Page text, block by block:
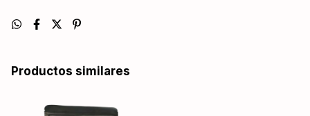
Productos similares